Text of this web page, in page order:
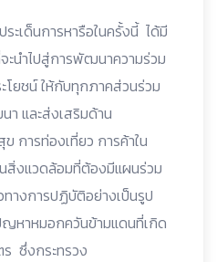
ะเด็นการหารือในครั้งนี้ ได้มี
ะนำไปสู่การพัฒนาความร่วม
โยชน์ ให้กับทุกภาคส่วนร่วม
และส่งเสริมด้าน
การท่องเที่ยว การค้าใน
สิ่งแวดล้อมที่ต้องมีแผนร่วม
ทางการปฏิบัติอย่างเป็นรูป
ญหาหมอกควันข้ามแดนที่เกิด
ซึ่งกระทรวง